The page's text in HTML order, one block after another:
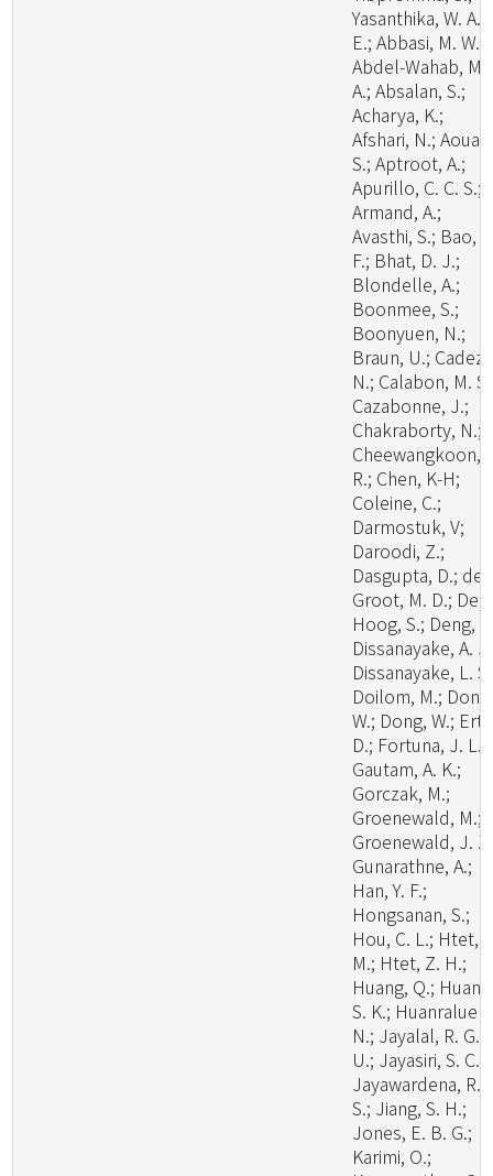
Yasanthika, W. A.
E.; Abbasi, M. W.;
Abdel-Wahab, M.
A.; Absalan, S.;
Acharya, K.;
Afshari, N.; Aouali,
S.; Aptroot, A.;
Apurillo, C. C. S.;
Armand, A.;
Avasthi, S.; Bao,
F.; Bhat, D. J.;
Blondelle, A.;
Boonmee, S.;
Boonyuen, N.;
Braun, U.; Cadez,
N.; Calabon, M.
Cazabonne, J.;
Chakraborty, N.;
Cheewangkoon,
R.; Chen, K-H;
Coleine, C.;
Darmostuk, V;
Daroodi, Z.;
Dasgupta, D.; de
Groot, M. D.; De
Hoog, S.; Deng,
Dissanayake, A.
Dissanayake, L.
Doilom, M.;
W.; Dong, W.;
D.; Fortuna, J. L.;
Gautam, A. K.;
Gorczak, M.;
Groenewald, M.;
Groenewald, J.
Gunarathne, A.;
Han, Y. F.;
Hongsanan, S.;
Hou, C. L.; Htet,
M.; Htet, Z. H.;
Huang, Q.;
S. K.; Huanraluek,
N.; Jayalal, R. G.
U.; Jayasiri, S. C.;
Jayawardena, R.
S.; Jiang, S. H.;
Jones, E. B. G.;
Karimi, O.;